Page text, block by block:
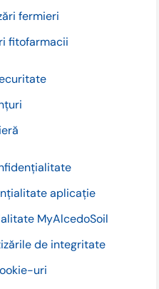
aplicație
MyAlcedoSoil
de integritate
uri
fermieri
fitofarmacii